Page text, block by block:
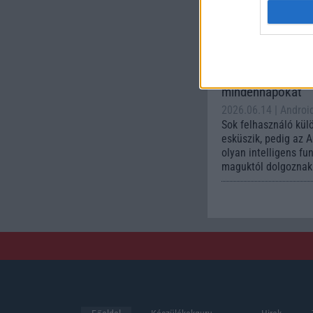
készülék számára
Az
mindennapokat
2026.06.14
|
Sok felhasználó
esküszik, pedig az
olyan intelligens
maguktól